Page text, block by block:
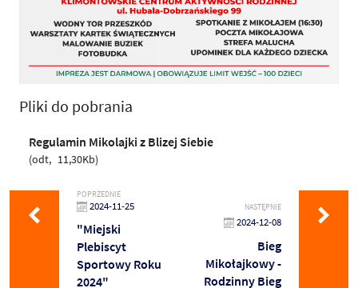
Pliki do pobrania
Regulamin Mikolajki z Blizej Siebie
odt 11,30Kb
POPRZEDNIE
2024-11-25
"Miejski
Plebiscyt
Sportowy Roku
2024"
NASTĘPNIE
2024-12-08
Bieg
Mikołajkowy -
Rodzinny Bieg